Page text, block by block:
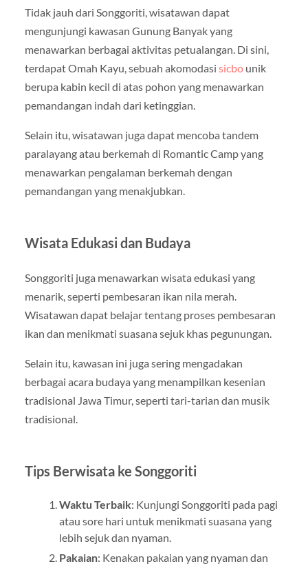
Tidak jauh dari Songgoriti, wisatawan dapat
mengunjungi kawasan Gunung Banyak yang
menawarkan berbagai aktivitas petualangan. Di sini,
terdapat Omah Kayu, sebuah akomodasi sicbounik
berupa kabin kecil di atas pohon yang menawarkan
pemandangan indah dari ketinggian.
Selain itu, wisatawan juga dapat mencoba tandem
paralayang atau berkemah di Romantic Camp yang
menawarkan pengalaman berkemah dengan
pemandangan yang menakjubkan.
Wisata Edukasi dan Budaya
Songgoriti juga menawarkan wisata edukasi yang
menarik, seperti pembesaran ikan nila merah.
Wisatawan dapat belajar tentang proses pembesaran
ikan dan menikmati suasana sejuk khas pegunungan.
Selain itu, kawasan ini juga sering mengadakan
berbagai acara budaya yang menampilkan kesenian
tradisional Jawa Timur, seperti tari-tarian dan musik
tradisional.
Tips Berwisata ke Songgoriti
Waktu Terbaik: Kunjungi Songgoriti pada pagi
atau sore hari untuk menikmati suasana yang
lebih sejuk dan nyaman.
Pakaian: Kenakan pakaian yang nyaman dan